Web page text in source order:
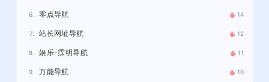
6. 零点导航 14
7. 站长网址导航 12
8. 娱乐-霂明导航 11
9. 万能导航 10